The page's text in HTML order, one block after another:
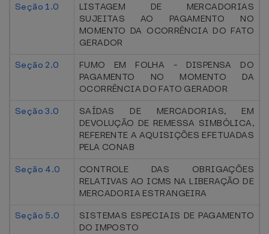
Seção 1.0
LISTAGEM DE MERCADORIAS
SUJEITAS AO PAGAMENTO NO
MOMENTO DA OCORRÊNCIA DO FATO
GERADOR
Seção 2.0
FUMO EM FOLHA - DISPENSA DO
PAGAMENTO NO MOMENTO DA
OCORRÊNCIA DO FATO GERADOR
Seção 3.0
SAÍDAS DE MERCADORIAS, EM
DEVOLUÇÃO DE REMESSA SIMBÓLICA,
REFERENTE A AQUISIÇÕES EFETUADAS
PELA CONAB
Seção 4.0
CONTROLE DAS OBRIGAÇÕES
RELATIVAS AO ICMS NA LIBERAÇÃO DE
MERCADORIA ESTRANGEIRA
Seção 5.0
SISTEMAS ESPECIAIS DE PAGAMENTO
DO IMPOSTO